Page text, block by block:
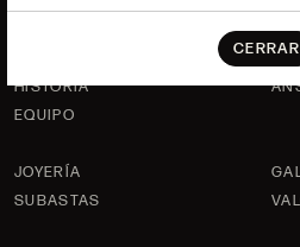
CERRAR
ANSORENA
HISTORIA
EQUIPO
JOYERÍA
SUBASTAS